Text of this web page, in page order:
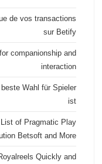
de vos transactions
sur Betify
companionship and
interaction
Wahl für Spieler
ist
of Pragmatic Play
Betsoft and More
Quickly and